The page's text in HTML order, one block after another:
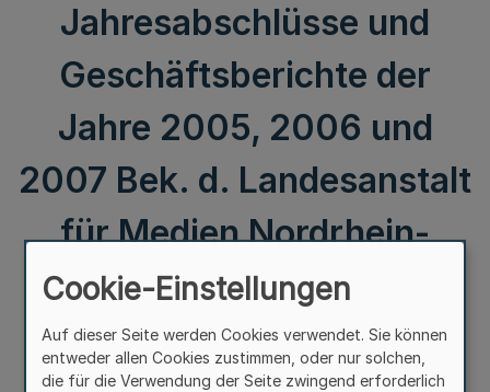
Jahresabschlüsse und
Geschäftsberichte der
Jahre 2005, 2006 und
2007 Bek. d. Landesanstalt
für Medien Nordrhein-
Westfalen (LfM) v.
2.11.2009
Cookie-Einstellungen
Auf dieser Seite werden Cookies verwendet. Sie können
entweder allen Cookies zustimmen, oder nur solchen,
die für die Verwendung der Seite zwingend erforderlich